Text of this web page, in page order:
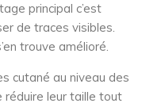
principal c’est
de traces visibles.
trouve amélioré.
cutané au niveau des
réduire leur taille tout